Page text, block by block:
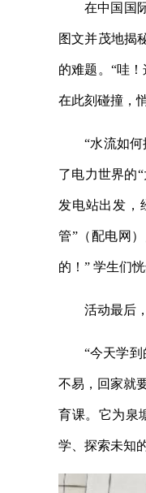
在中国国
图文并茂地揭
的难题。“哇
在此刻碰撞，
“水流如
了电力世界的
发电站出发，
管”（配电网
的！” 学生们恍
活动最后
“今天学
不易，回家就
育课。它为泉
学、探索未知